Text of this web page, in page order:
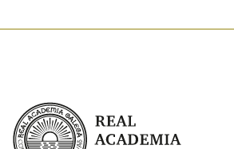
Real Academia Galega